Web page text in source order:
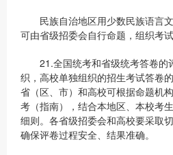
民族自治地区用少数民族语言文
可由省级招委会自行命题，组织考试
21.全国统考和省级统考答卷的
织，高校单独组织的招生考试答卷
省（区、市）和高校可根据命题机
考（指南），结合本地区、本校考
细则。各省级招委会和高校要采取
确保评卷过程安全、结果准确。